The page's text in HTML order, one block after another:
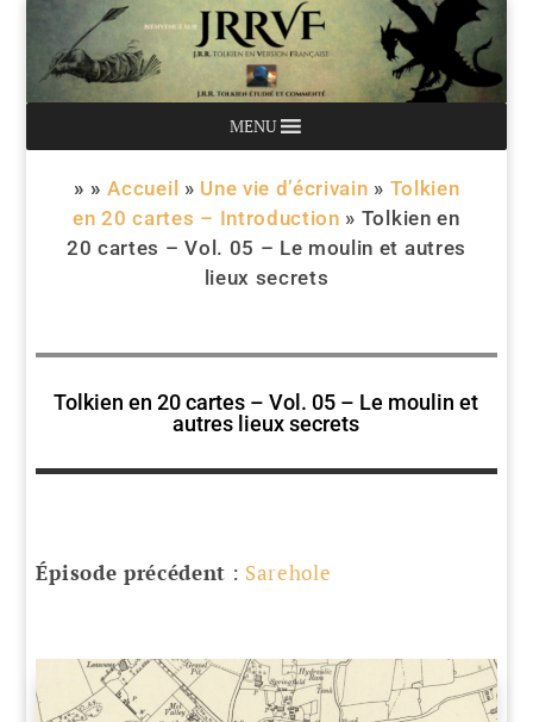
MENU
» » Accueil » Une vie d’écrivain » Tolkien
en 20 cartes – Introduction » Tolkien en
20 cartes – Vol. 05 – Le moulin et autres
lieux secrets
Tolkien en 20 cartes – Vol. 05 – Le moulin et
autres lieux secrets
Épisode précédent : Sarehole